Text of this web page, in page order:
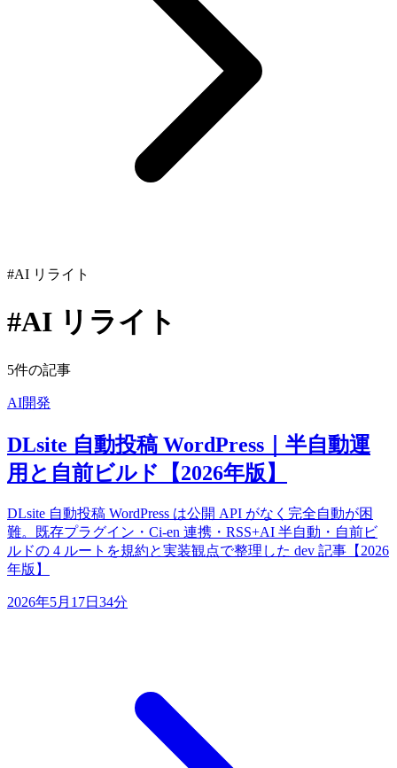
#AI リライト
#AI リライト
5件の記事
AI開発
DLsite 自動投稿 WordPress｜半自動運
用と自前ビルド【2026年版】
DLsite 自動投稿 WordPress は公開 API がなく完全自動が困
難。既存プラグイン・Ci-en 連携・RSS+AI 半自動・自前ビ
ルドの 4 ルートを規約と実装観点で整理した dev 記事【2026
年版】
2026年5月17日 34分